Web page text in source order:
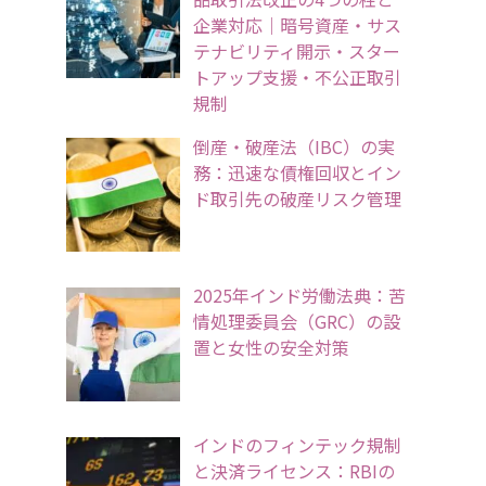
企業対応｜暗号資産・サス
テナビリティ開示・スター
トアップ支援・不公正取引
規制
倒産・破産法（IBC）の実
務：迅速な債権回収とイン
ド取引先の破産リスク管理
2025年インド労働法典：苦
情処理委員会（GRC）の設
置と女性の安全対策
インドのフィンテック規制
と決済ライセンス：RBIの